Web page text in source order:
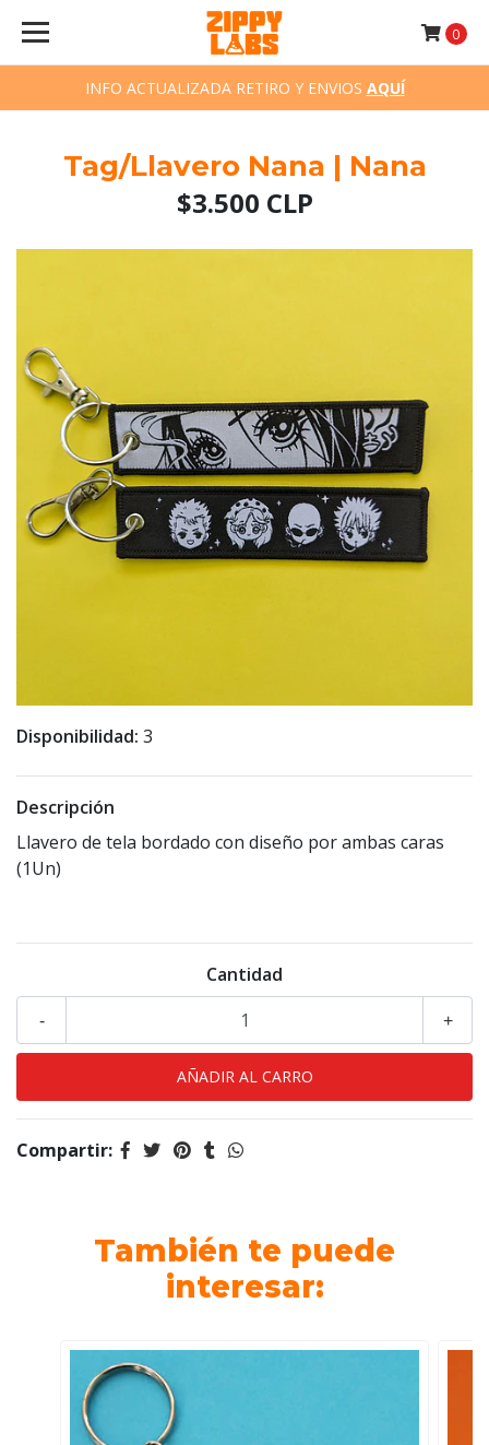
INFO ACTUALIZADA RETIRO Y ENVIOS AQUÍ
0
Tag/Llavero Nana | Nana
$3.500 CLP
Disponibilidad: 3
Descripción
Llavero de tela bordado con diseño por ambas caras
(1Un)
Cantidad
+
-
Compartir:
También te puede
interesar: